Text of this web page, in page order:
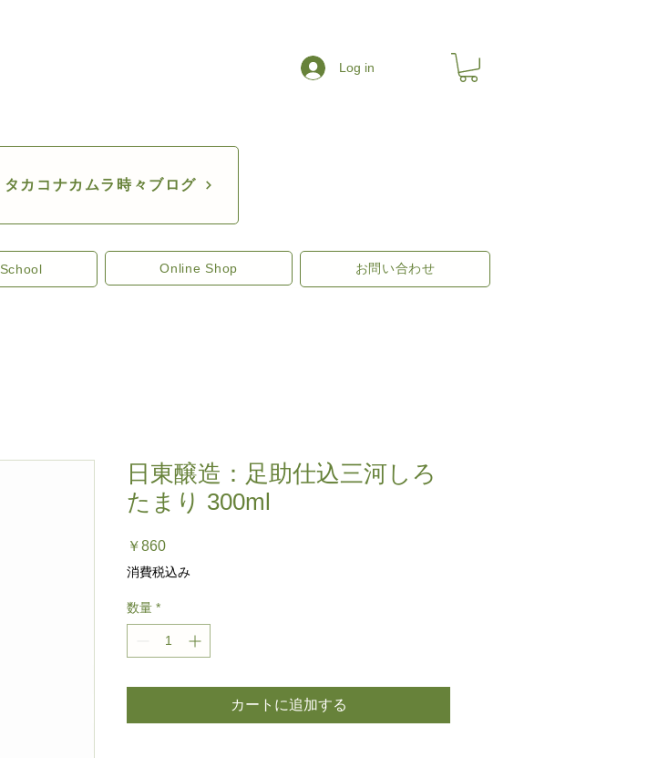
Log in
タカコナカムラ時々ブログ
School Online Shop お問い合わせ
日東醸造：足助仕込三河しろ
たまり 300ml
￥860価
格
消費税込み
数量 *
カートに追加する